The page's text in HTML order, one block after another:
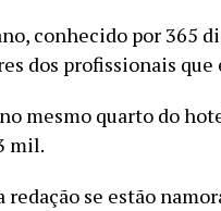
conhecido por 365
dos profissionais
mesmo quarto do
mil.
redação se estão